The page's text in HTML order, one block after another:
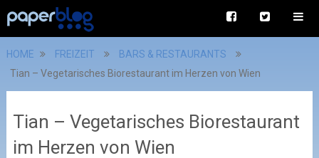
HOME FREIZEIT
BARS & RESTAURANTS
Tian – Vegetarisches Biorestaurant im Herzen von Wien
Tian – Vegetarisches Biorestaurant
im Herzen von Wien